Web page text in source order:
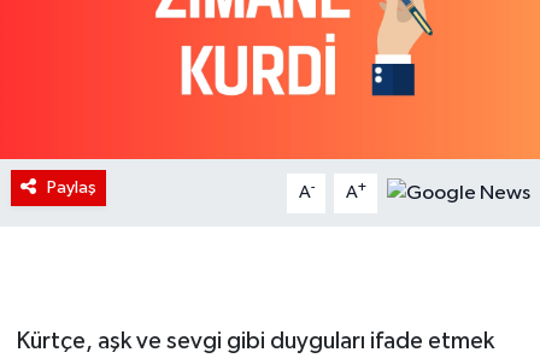
Paylaş A- A+
Kürtçe, aşk ve sevgi gibi duyguları ifade etmek